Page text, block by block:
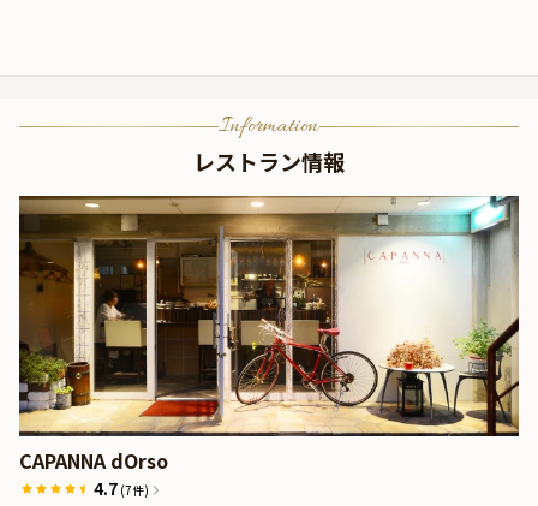
Information
レストラン情報
CAPANNA dOrso
4.7 (7件)